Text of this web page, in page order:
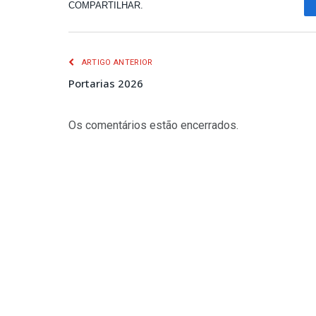
COMPARTILHAR.
ARTIGO ANTERIOR
Portarias 2026
Os comentários estão encerrados.